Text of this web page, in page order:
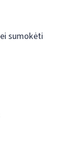
sumokėti